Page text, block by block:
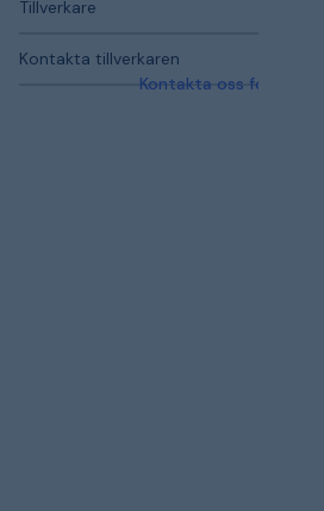
Tillverkare
Kontakta tillverkaren
Kontakta oss för mer